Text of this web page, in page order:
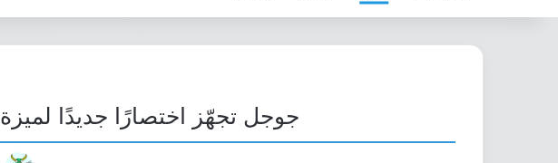
جوجل تجهّز اختصارًا جديدًا لميزة Calling Cards داخل Google Contacts !